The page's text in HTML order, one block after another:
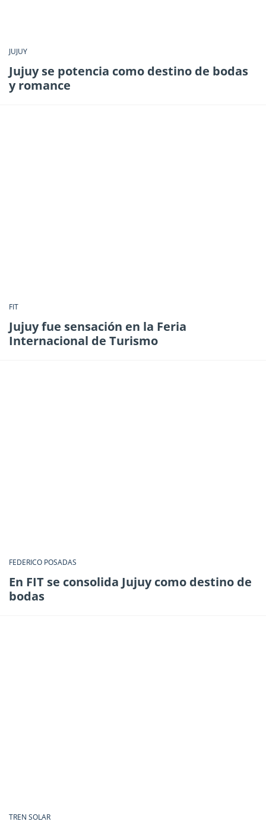
JUJUY
Jujuy se potencia como destino de bodas
y romance
FIT
Jujuy fue sensación en la Feria
Internacional de Turismo
FEDERICO POSADAS
En FIT se consolida Jujuy como destino de
bodas
TREN SOLAR